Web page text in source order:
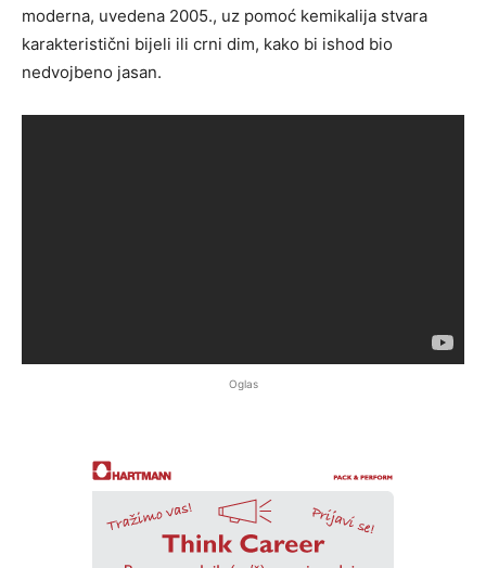
moderna, uvedena 2005., uz pomoć kemikalija stvara
karakteristični bijeli ili crni dim, kako bi ishod bio
nedvojbeno jasan.
Oglas